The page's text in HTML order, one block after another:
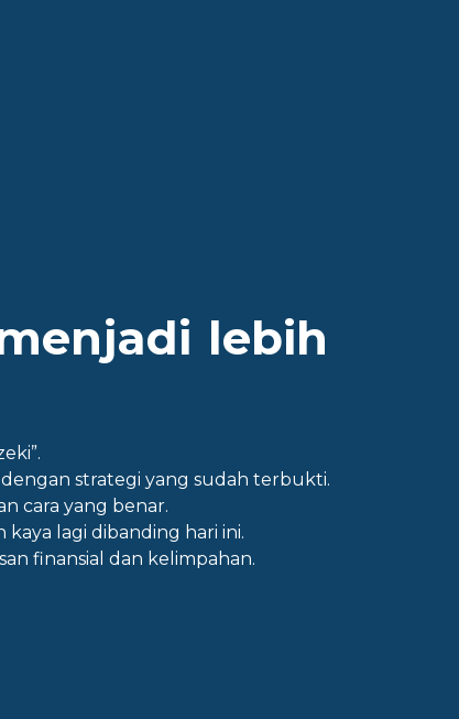
lebih
strategi yang sudah terbukti.
cara yang benar.
lagi dibanding hari ini.
finansial dan kelimpahan.